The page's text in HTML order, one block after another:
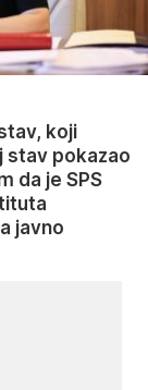
koji
stav pokazao
da je SPS
javno